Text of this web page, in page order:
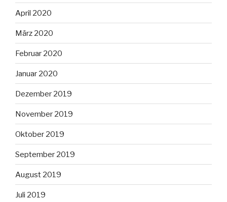
April 2020
März 2020
Februar 2020
Januar 2020
Dezember 2019
November 2019
Oktober 2019
September 2019
August 2019
Juli 2019